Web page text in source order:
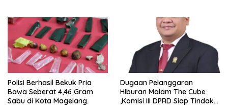
Polisi Berhasil Bekuk Pria
Bawa Seberat 4,46 Gram
Sabu di Kota Magelang.
Dugaan Pelanggaran
Hiburan Malam The Cube
,Komisi III DPRD Siap Tindak